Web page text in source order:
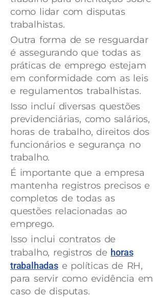
como lidar com disputas
trabalhistas.
Outra forma de se resguardar
é assegurando que todas as
práticas de emprego estejam
em conformidade com as leis
e regulamentos trabalhistas.
Isso incluí diversas questões
previdenciárias, como salários,
horas de trabalho, direitos dos
funcionários e segurança no
trabalho.
É importante que a empresa
mantenha registros precisos e
completos de todas as
questões relacionadas ao
emprego.
Isso inclui contratos de
trabalho, registros de horas
trabalhadase políticas de RH,
para servir como evidência em
caso de disputas.